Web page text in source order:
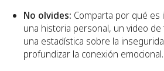
No olvides: Comparta por qué es
una historia personal, un video de
una estadística sobre la
profundizar la conexión emocional.